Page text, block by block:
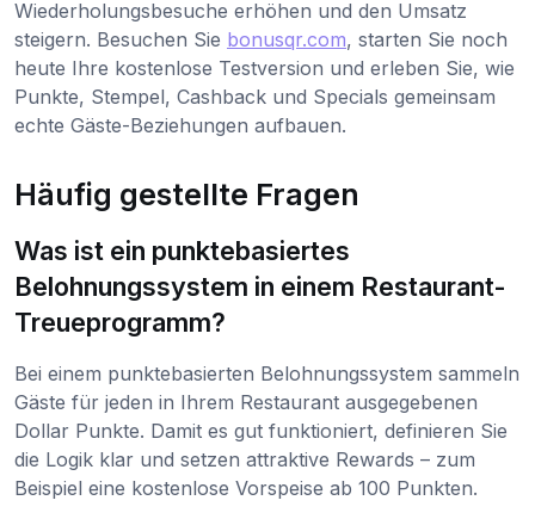
Wiederholungsbesuche erhöhen und den Umsatz
steigern. Besuchen Sie bonusqr.com, starten Sie noch
heute Ihre kostenlose Testversion und erleben Sie, wie
Punkte, Stempel, Cashback und Specials gemeinsam
echte Gäste-Beziehungen aufbauen.
Häufig gestellte Fragen
Was ist ein punktebasiertes
Belohnungssystem in einem Restaurant-
Treueprogramm?
Bei einem punktebasierten Belohnungssystem sammeln
Gäste für jeden in Ihrem Restaurant ausgegebenen
Dollar Punkte. Damit es gut funktioniert, definieren Sie
die Logik klar und setzen attraktive Rewards – zum
Beispiel eine kostenlose Vorspeise ab 100 Punkten.